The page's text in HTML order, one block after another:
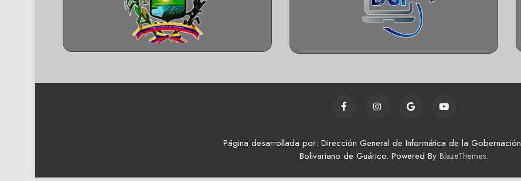
Página desarrollada por: Dirección General de Informática de la
Bolivariano de Guárico. Powered By BlazeThemes.